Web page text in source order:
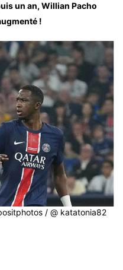
un an, Willian Pacho
!
/ @ katatonia82